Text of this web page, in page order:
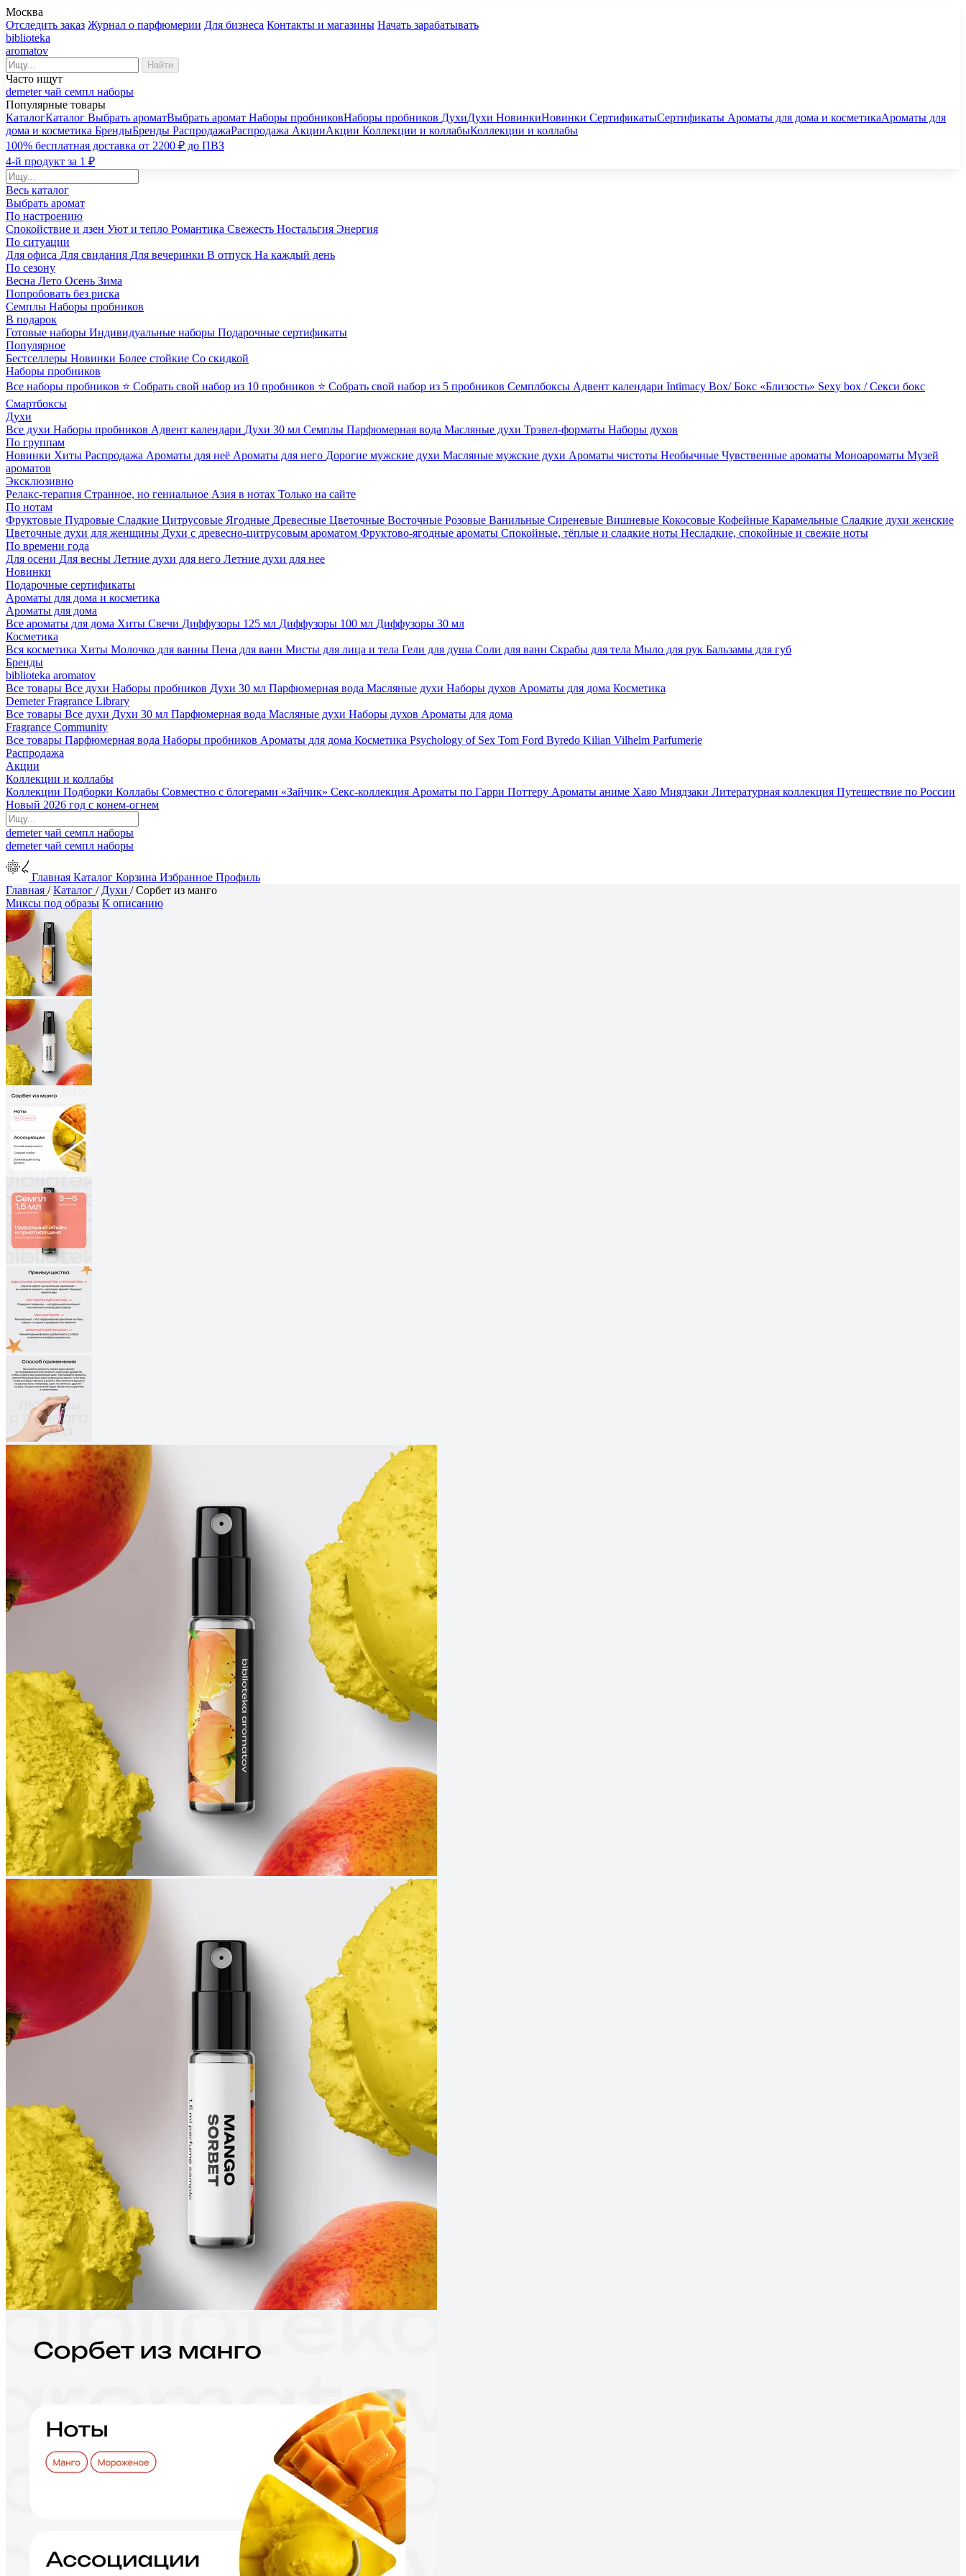
Москва
Отследить заказ Журнал о парфюмерии Для бизнеса Контакты и магазины Начать зарабатывать
biblioteka
aromatov
Найти
Часто ищут
demeterчай семпл наборы
Популярные товары
КаталогКаталог Выбрать ароматВыбрать аромат Наборы пробниковНаборы пробников ДухиДухи НовинкиНовинки СертификатыСертификаты Ароматы для дома и косметикаАроматы для
дома и косметика БрендыБренды РаспродажаРаспродажа АкцииАкции Коллекции и коллабыКоллекции и коллабы
100% бесплатная доставка от 2200 ₽ до ПВЗ
4-й продукт за 1 ₽
Весь каталог
Выбрать аромат
По настроению
Спокойствие и дзен Уют и тепло Романтика Свежесть Ностальгия Энергия
По ситуации
Для офиса Для свидания Для вечеринки В отпуск На каждый день
По сезону
Весна Лето Осень Зима
Попробовать без риска
Семплы Наборы пробников
В подарок
Готовые наборы Индивидуальные наборы Подарочные сертификаты
Популярное
Бестселлеры Новинки Более стойкие Со скидкой
Наборы пробников
Все наборы пробников ⭐ Собрать свой набор из 10 пробников ⭐ Собрать свой набор из 5 пробников Семплбоксы Адвент календари Intimacy Box/ Бокс «Близость» Sexy box / Секси бокс
Смартбоксы
Духи
Все духи Наборы пробников Адвент календари Духи 30 мл Семплы Парфюмерная вода Масляные духи Трэвел-форматы Наборы духов
По группам
Новинки Хиты Распродажа Ароматы для неё Ароматы для него Дорогие мужские духи Масляные мужские духи Ароматы чистоты Необычные Чувственные ароматы Моноароматы Музей
ароматов
Эксклюзивно
Релакс-терапия Странное, но гениальное Азия в нотах Только на сайте
По нотам
Фруктовые Пудровые Сладкие Цитрусовые Ягодные Древесные Цветочные Восточные Розовые Ванильные Сиреневые Вишневые Кокосовые Кофейные Карамельные Сладкие духи женские
Цветочные духи для женщины Духи с древесно-цитрусовым ароматом Фруктово-ягодные ароматы Спокойные, тёплые и сладкие ноты Несладкие, спокойные и свежие ноты
По времени года
Для осени Для весны Летние духи для него Летние духи для нее
Новинки
Подарочные сертификаты
Ароматы для дома и косметика
Ароматы для дома
Все ароматы для дома Хиты Свечи Диффузоры 125 мл Диффузоры 100 мл Диффузоры 30 мл
Косметика
Вся косметика Хиты Молочко для ванны Пена для ванн Мисты для лица и тела Гели для душа Соли для ванн Скрабы для тела Мыло для рук Бальзамы для губ
Бренды
biblioteka aromatov
Все товары Все духи Наборы пробников Духи 30 мл Парфюмерная вода Масляные духи Наборы духов Ароматы для дома Косметика
Demeter Fragrance Library
Все товары Все духи Духи 30 мл Парфюмерная вода Масляные духи Наборы духов Ароматы для дома
Fragrance Community
Все товары Парфюмерная вода Наборы пробников Ароматы для дома Косметика Psychology of Sex Tom Ford Byredo Kilian Vilhelm Parfumerie
Распродажа
Акции
Коллекции и коллабы
Коллекции Подборки Коллабы Совместно с блогерами «Зайчик» Секс-коллекция Ароматы по Гарри Поттеру Ароматы аниме Хаяо Миядзаки Литературная коллекция Путешествие по России
Новый 2026 год с конем-огнем
demeterчай семпл наборы
demeterчай семпл наборы
Главная Каталог Корзина Избранное Профиль
Главная /Каталог / Духи /Сорбет из манго
Миксы под образы К описанию